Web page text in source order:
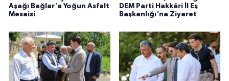
Aşağı Bağlar'a Yoğun Asfalt
Mesaisi
DEM Parti Hakkâri İl Eş
Başkanlığı'na Ziyaret